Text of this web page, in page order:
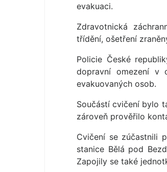
evakuaci.
Zdravotnická
třídění, ošetření
Policie České
dopravní omezení v
evakuovaných osob.
Součástí cvičení bylo
zároveň prověřilo
Cvičení se zúčastnili
stanice Bělá pod
Zapojily se také